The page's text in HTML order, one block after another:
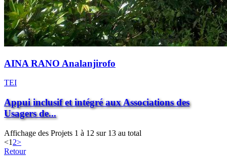
AINA RANO Analanjirofo
TEI
Appui inclusif et intégré aux Associations des
Usagers de...
Affichage des Projets 1 à 12 sur 13 au total
<1 2>
Retour